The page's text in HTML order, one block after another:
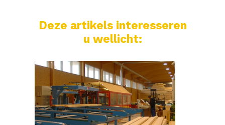
Deze artikels interesseren
u wellicht: